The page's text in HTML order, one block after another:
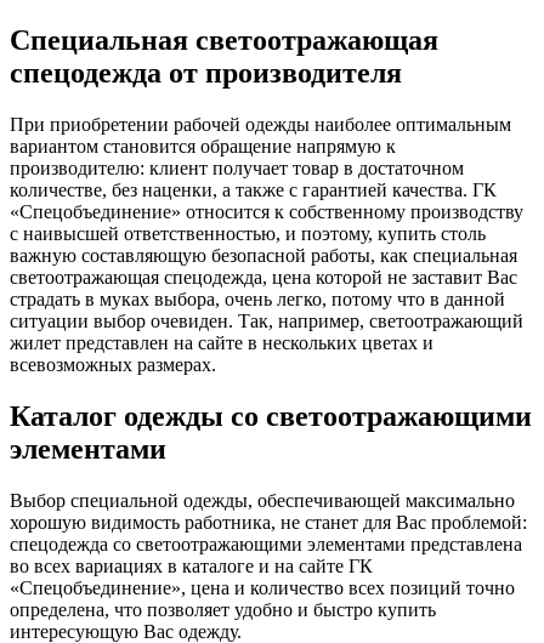
Специальная светоотражающая
спецодежда от производителя
При приобретении рабочей одежды наиболее оптимальным
вариантом становится обращение напрямую к
производителю: клиент получает товар в достаточном
количестве, без наценки, а также с гарантией качества. ГК
«Спецобъединение» относится к собственному производству
с наивысшей ответственностью, и поэтому, купить столь
важную составляющую безопасной работы, как специальная
светоотражающая спецодежда, цена которой не заставит Вас
страдать в муках выбора, очень легко, потому что в данной
ситуации выбор очевиден. Так, например, светоотражающий
жилет представлен на сайте в нескольких цветах и
всевозможных размерах.
Каталог одежды со светоотражающими
элементами
Выбор специальной одежды, обеспечивающей максимально
хорошую видимость работника, не станет для Вас проблемой:
спецодежда со светоотражающими элементами представлена
во всех вариациях в каталоге и на сайте ГК
«Спецобъединение», цена и количество всех позиций точно
определена, что позволяет удобно и быстро купить
интересующую Вас одежду.